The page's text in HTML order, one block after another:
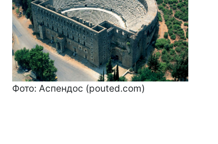
Фото: Аспендос (pouted.com)